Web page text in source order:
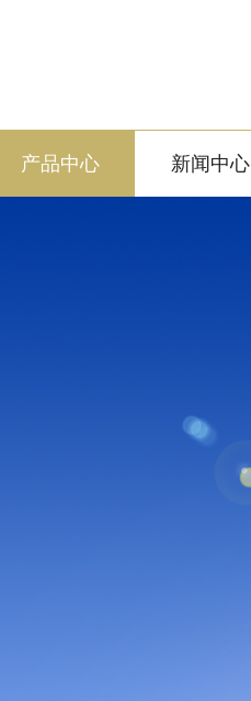
产品中心 新闻中心